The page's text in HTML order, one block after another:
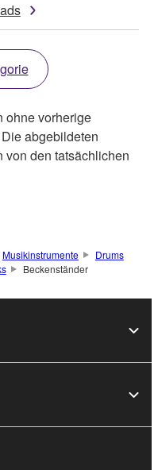
ohne vorherige
abgebildeten
von den tatsächlichen
Musikinstrumente
Drums
Beckenständer